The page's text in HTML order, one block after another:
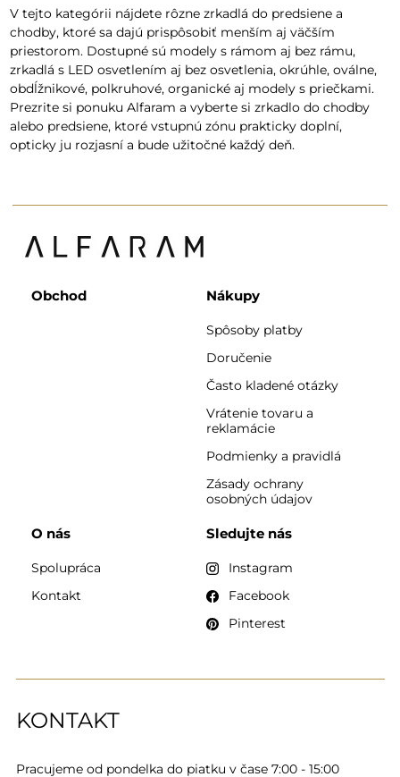
V tejto kategórii nájdete rôzne zrkadlá do predsiene a
chodby, ktoré sa dajú prispôsobiť menším aj väčším
priestorom. Dostupné sú modely s rámom aj bez rámu,
zrkadlá s LED osvetlením aj bez osvetlenia, okrúhle, oválne,
obdĺžnikové, polkruhové, organické aj modely s priečkami.
Prezrite si ponuku Alfaram a vyberte si zrkadlo do chodby
alebo predsiene, ktoré vstupnú zónu prakticky doplní,
opticky ju rozjasní a bude užitočné každý deň.
KONTAKT
Pracujeme od pondelka do piatku v čase 7:00 - 15:00
Obchod Nákupy
Spôsoby platby
Doručenie
Často kladené otázky
Vrátenie tovaru a
reklamácie
Podmienky a pravidlá
Zásady ochrany
osobných údajov
O nás
Spolupráca
Kontakt
Sledujte nás
Instagram
Facebook
Pinterest